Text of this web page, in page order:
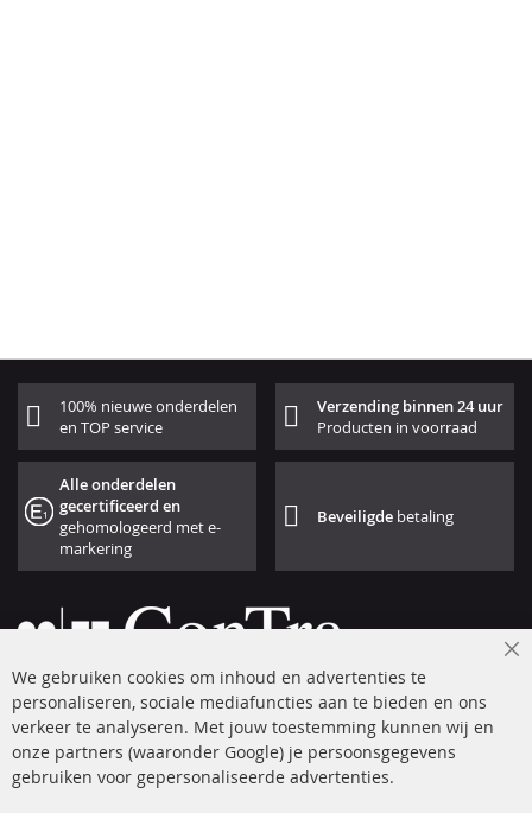
100% nieuwe onderdelen
en TOP service
Verzending binnen 24 uur
Producten in voorraad
Alle onderdelen
gecertificeerd en
gehomologeerd met e-
markering
Beveiligde betaling
+49 (0) 4533 799 00 0
ma-do: 09-17 u, vr Fr 09-16 u
info@contra-automotive.de
We gebruiken cookies om inhoud en advertenties te
personaliseren, sociale mediafuncties aan te bieden en ons
verkeer te analyseren. Met jouw toestemming kunnen wij en
onze partners (waaronder Google) je persoonsgegevens
gebruiken voor gepersonaliseerde advertenties.